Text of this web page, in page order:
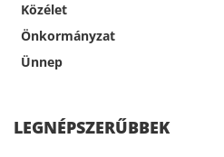
Közélet
Önkormányzat
Ünnep
LEGNÉPSZERŰBBEK